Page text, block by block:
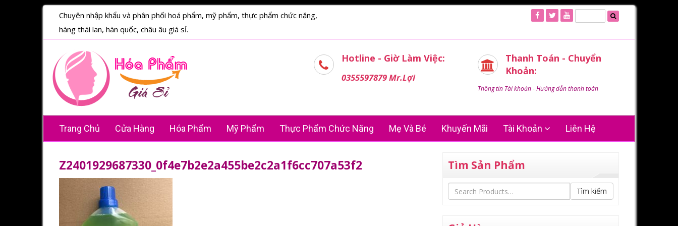
Chuyên nhập khẩu và phân phối hoá phẩm, mỹ phẩm, thực phẩm chức năng,
hàng thái lan, hàn quốc, châu âu giá sỉ.
Hotline - Giờ Làm Việc:
0355597879 Mr.Lợi
Thanh Toán - Chuyển
Khoản:
Thông tin Tài khoản - Hướng dẫn thanh toán
Trang Chủ Cửa Hàng Hóa Phẩm Mỹ Phẩm Thực Phẩm Chức Năng Mẹ Và Bé Khuyến Mãi Tài Khoản Liên Hệ
Z2401929687330_0f4e7b2e2a455be2c2a1f6cc707a53f2 Tìm Sản Phẩm
Tìm kiếm